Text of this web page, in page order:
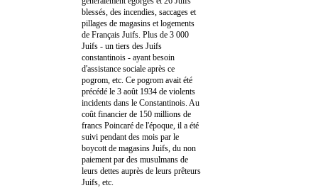
blessés, des incendies, saccages et
pillages de magasins et logements
de Français Juifs. Plus de 3 000
Juifs - un tiers des Juifs
constantinois - ayant besoin
d'assistance sociale après ce
pogrom, etc. Ce pogrom avait été
précédé le 3 août 1934 de violents
incidents dans le Constantinois. Au
coût financier de 150 millions de
francs Poincaré de l'époque, il a été
suivi pendant des mois par le
boycott de magasins Juifs, du non
paiement par des musulmans de
leurs dettes auprès de leurs prêteurs
Juifs, etc.